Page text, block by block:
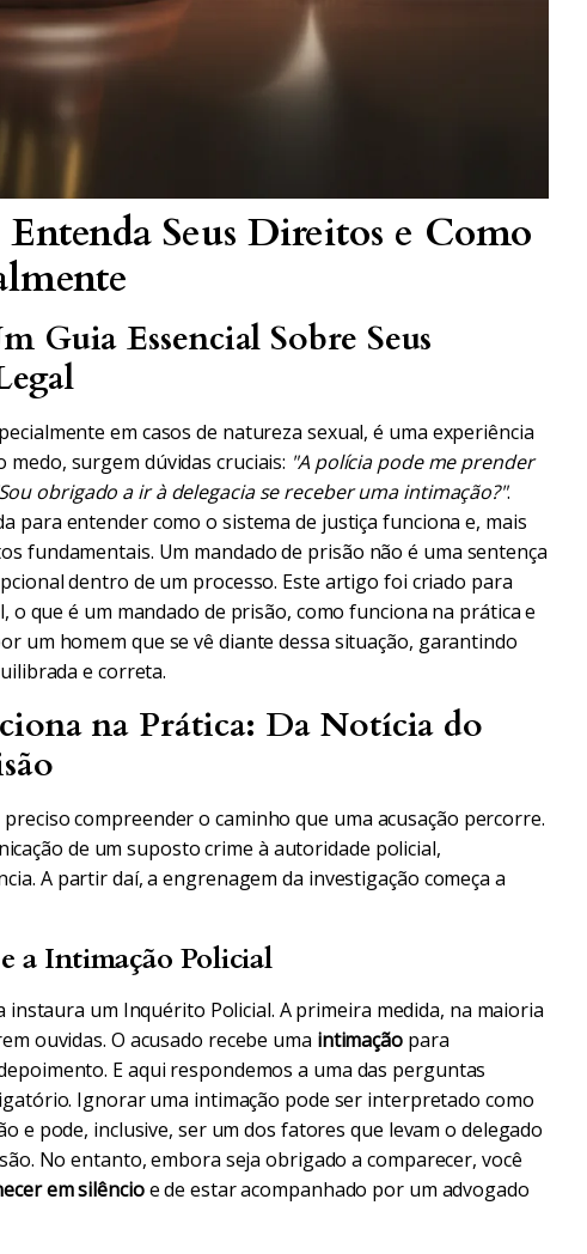
Seus Direitos e Como
Guia Essencial Sobre Seus
em casos de natureza sexual, é uma experiência
medo, surgem dúvidas cruciais: "A polícia pode me prender
obrigado a ir à delegacia se receber uma intimação?".
para entender como o sistema de justiça funciona e, mais
fundamentais. Um mandado de prisão não é uma sentença
dentro de um processo. Este artigo foi criado para
o que é um mandado de prisão, como funciona na prática e
um homem que se vê diante dessa situação, garantindo
e correta.
na Prática: Da Notícia do
compreender o caminho que uma acusação percorre.
de um suposto crime à autoridade policial,
A partir daí, a engrenagem da investigação começa a
a Intimação Policial
um Inquérito Policial. A primeira medida, na maioria
ouvidas. O acusado recebe uma intimaçãopara
E aqui respondemos a uma das perguntas
Ignorar uma intimação pode ser interpretado como
e pode, inclusive, ser um dos fatores que levam o delegado
No entanto, embora seja obrigado a comparecer, você
em silêncioe de estar acompanhado por um advogado